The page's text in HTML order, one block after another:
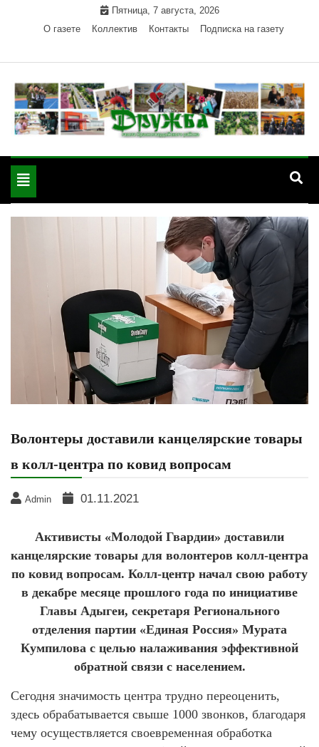
Пятница, 7 августа, 2026
О газете
Коллектив Контакты Подписка на газету
"Дружба" — газета
района РА
Красногвардейского района Республики Адыгея
Toggle
navigation
Волонтеры доставили канцелярские товары
в колл-центра по ковид вопросам
Admin 01.11.2021
Активисты «Молодой Гвардии» доставили
канцелярские товары для волонтеров колл-центра
по ковид вопросам. Колл-центр начал свою работу
в декабре месяце прошлого года по инициативе
Главы Адыгеи, секретаря Регионального
отделения партии «Единая Россия» Мурата
Кумпилова с целью налаживания эффективной
обратной связи с населением.
Сегодня значимость центра трудно переоценить,
здесь обрабатывается свыше 1000 звонков, благодаря
чему осуществляется своевременная обработка